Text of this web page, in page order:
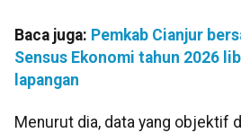
Baca juga: Pemkab Cianjur
Sensus Ekonomi tahun 2026
lapangan
Menurut dia, data yang objektif